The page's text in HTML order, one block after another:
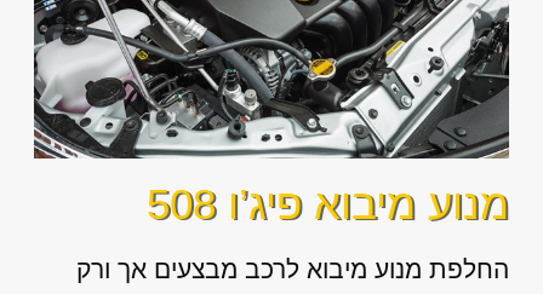
מנוע מיבוא פיג’ו 508
החלפת מנוע מיבוא לרכב מבצעים אך ורק